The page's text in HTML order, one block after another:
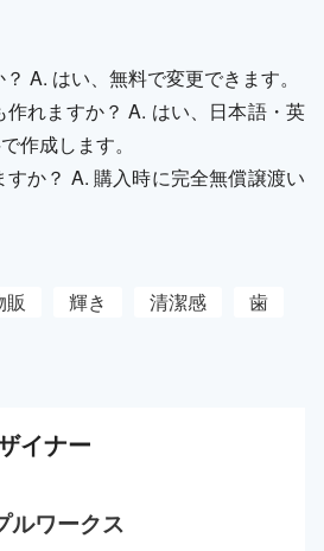
A. はい、無料で変更できます。
れますか？ A. はい、日本語・英
作成します。
か？ A. 購入時に完全無償譲渡い
販 輝き 清潔感
歯
イナー
ルワークス